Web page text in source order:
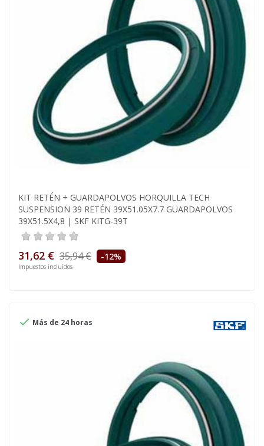
KIT RETÉN + GUARDAPOLVOS HORQUILLA TECH
SUSPENSION 39 RETÉN 39X51.05X7.7 GUARDAPOLVOS
39X51.5X4,8 | SKF KITG-39T
31,62 € 35,94 € -12%
Impuestos incluidos
 Más de 24 horas